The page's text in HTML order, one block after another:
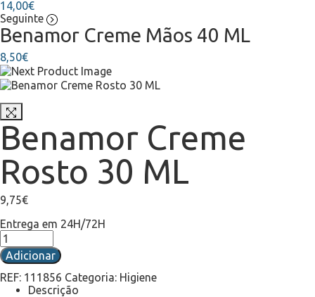
14,00€
Seguinte
Benamor Creme Mãos 40 ML
8,50€
Benamor Creme
Rosto 30 ML
9,75€
Entrega em 24H/72H
Adicionar
REF: 111856 Categoria: Higiene
Descrição